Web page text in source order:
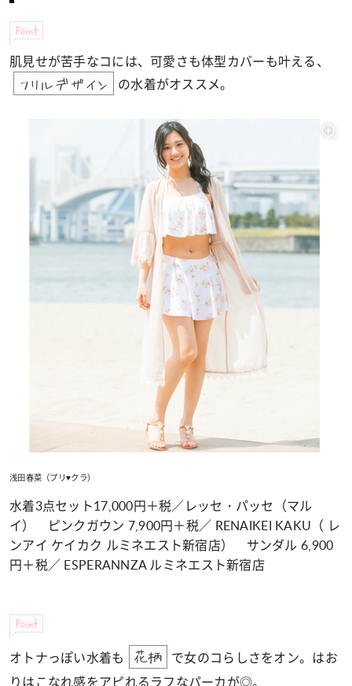
Point
肌見せが苦手なコには、可愛さも体型カバーも叶える、
フリルデザイン の水着がオススメ。
浅田春菜（プリ♥クラ）
水着3点セット17,000円＋税／レッセ・パッセ（マル
イ） ピンクガウン 7,900円＋税／ RENAIKEI KAKU（ レ
ンアイ ケイカク ルミネエスト新宿店） サンダル 6,900
円＋税／ ESPERANNZA ルミネエスト新宿店
Point
オトナっぽい水着も 花柄
で女のコらしさをオン。はお
りはこなれ感をアピれるラフなパーカが◎。